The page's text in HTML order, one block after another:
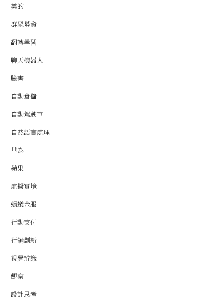
美的
群眾募資
翻轉學習
聊天機器人
臉書
自動倉儲
自動駕駛車
自然語言處理
華為
蘋果
虛擬實境
螞蟻金服
行動支付
行銷創新
視覺辨識
觀察
設計思考